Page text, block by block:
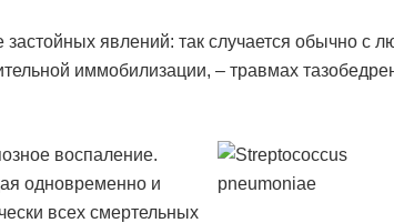
явлений: так случается обычно с
иммобилизации, – травмах
воспаление.
одновременно и
всех смертельных